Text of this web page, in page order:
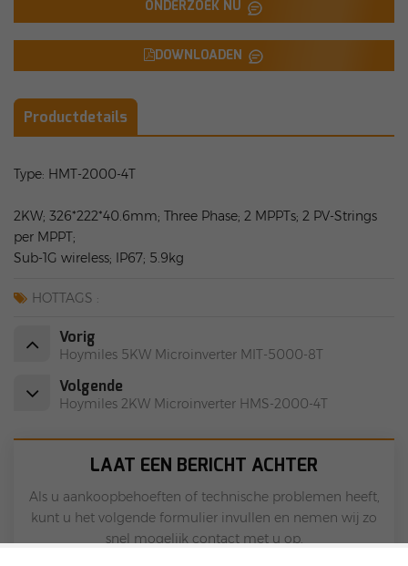
ONDERZOEK NU
DOWNLOADEN
Productdetails
Type: HMT-2000-4T
2KW; 326*222*40.6mm; Three Phase; 2 MPPTs; 2 PV-Strings
per MPPT;
Sub-1G wireless; IP67; 5.9kg
HOTTAGS :
Vorig
Hoymiles 5KW Microinverter MIT-5000-8T
Volgende
Hoymiles 2KW Microinverter HMS-2000-4T
LAAT EEN BERICHT ACHTER
Als u aankoopbehoeften of technische problemen heeft,
kunt u het volgende formulier invullen en nemen wij zo
snel mogelijk contact met u op.